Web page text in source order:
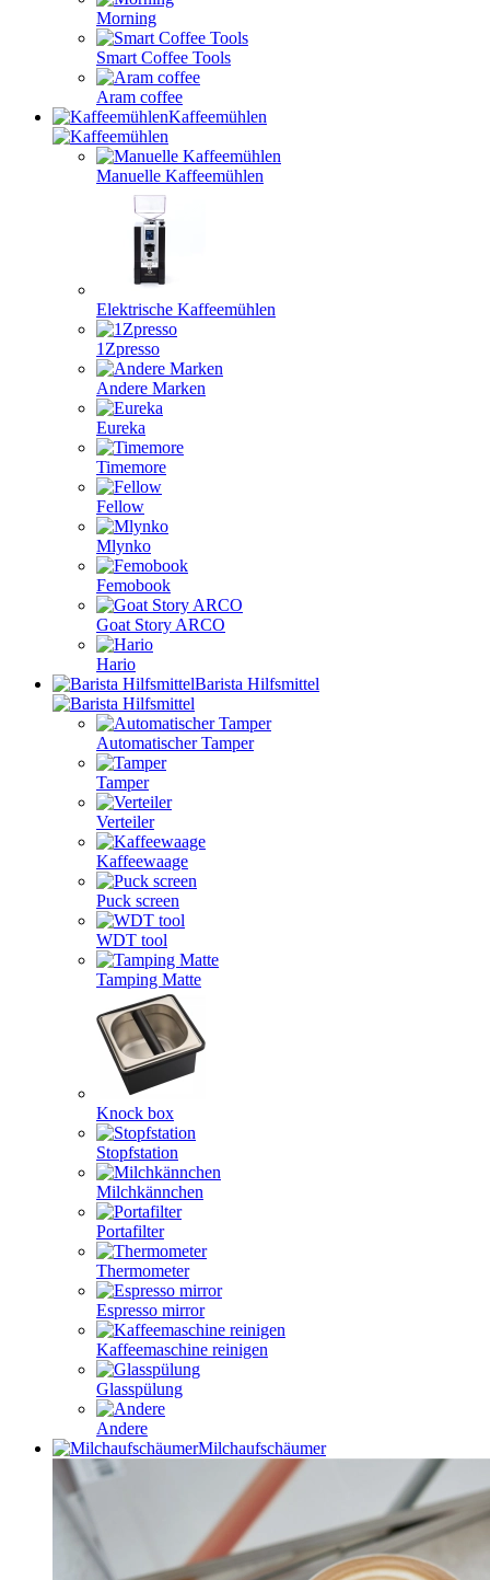
Morning
Smart Coffee Tools
Aram coffee
Kaffeemühlen
Manuelle Kaffeemühlen
Elektrische Kaffeemühlen
1Zpresso
Andere Marken
Eureka
Timemore
Fellow
Mlynko
Femobook
Goat Story ARCO
Hario
Barista Hilfsmittel
Automatischer Tamper
Tamper
Verteiler
Kaffeewaage
Puck screen
WDT tool
Tamping Matte
Knock box
Stopfstation
Milchkännchen
Portafilter
Thermometer
Espresso mirror
Kaffeemaschine reinigen
Glasspülung
Andere
Milchaufschäumer